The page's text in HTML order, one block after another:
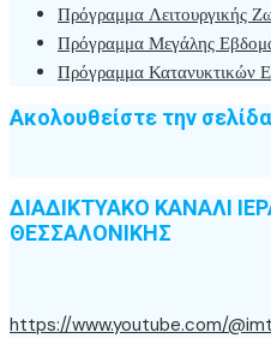
Πρόγραμμα Λειτουργικής
Πρόγραμμα Μεγάλης
Πρόγραμμα Κατανυκτικών
Ακολουθείστε την
ΔΙΑΔΙΚΤΥΑΚΟ ΚΑΝΑΛΙ
ΘΕΣΣΑΛΟΝΙΚΗΣ
https://www.youtube.com/